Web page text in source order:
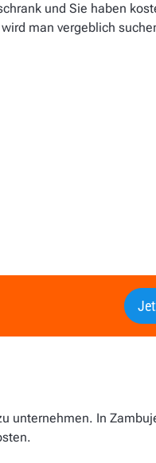
und Sie haben
man vergeblich
unternehmen. In